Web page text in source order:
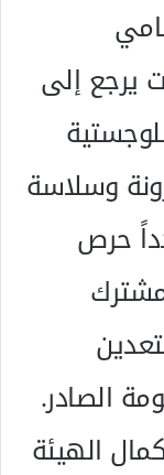
يرجع إلى
وسلاسة
حرص
الصادر.
الهيئة